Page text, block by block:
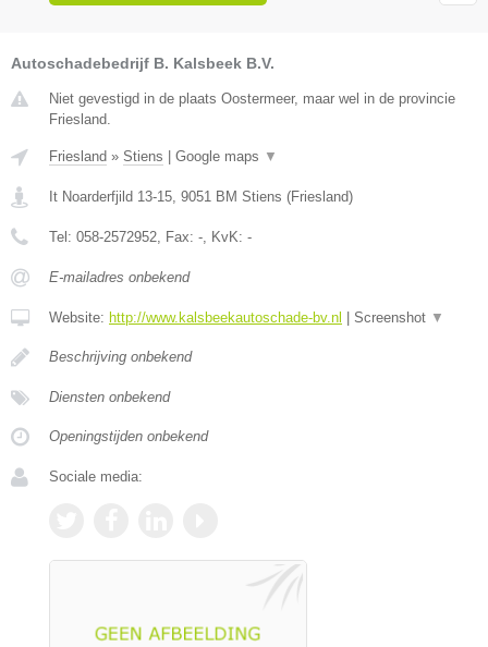
Autoschadebedrijf B. Kalsbeek B.V.
Niet gevestigd in de plaats Oostermeer, maar wel in de provincie
Friesland.
Friesland » Stiens Google maps ▼
It Noarderfjild 13-15, 9051 BM Stiens (Friesland)
Tel: 058-2572952, Fax: -, KvK: -
E-mailadres onbekend
Website: http://www.kalsbeekautoschade-bv.nl Screenshot ▼
Beschrijving onbekend
Diensten onbekend
Openingstijden onbekend
Sociale media: